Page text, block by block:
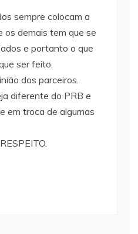
sempre colocam a
os demais tem que se
e portanto o que
ser feito.
dos parceiros.
diferente do PRB e
em troca de algumas